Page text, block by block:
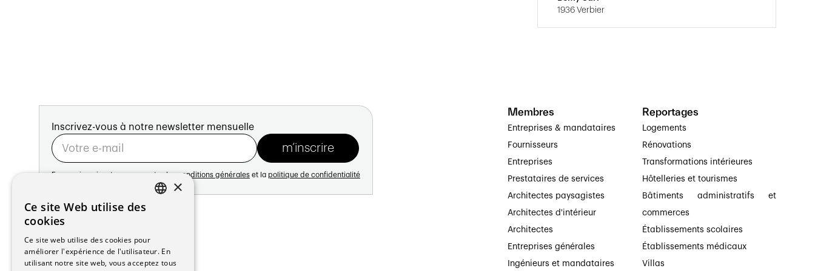
1936 Verbier
Inscrivez-vous à notre newsletter mensuelle
En vous inscrivant vous acceptez les conditions générales et la politique de confidentialité
Adresse:
Avenue de Longemalle 21
1020 Renens
Suisse
Contact:
Édition: +41 21 635 16 82
Membres
Entreprises & mandataires
Fournisseurs
Entreprises
Prestataires de services
Architectes paysagistes
Architectes d'intérieur
Architectes
Entreprises générales
Ingénieurs et mandataires
Reportages
Logements
Rénovations
Transformations intérieures
Hôtelleries et tourismes
Bâtiments administratifs et
commerces
Établissements scolaires
Établissements médicaux
Villas
×
Ce site Web utilise des
cookies
Ce site web utilise des cookies pour
améliorer l'expérience de l'utilisateur. En
utilisant notre site web, vous acceptez tous